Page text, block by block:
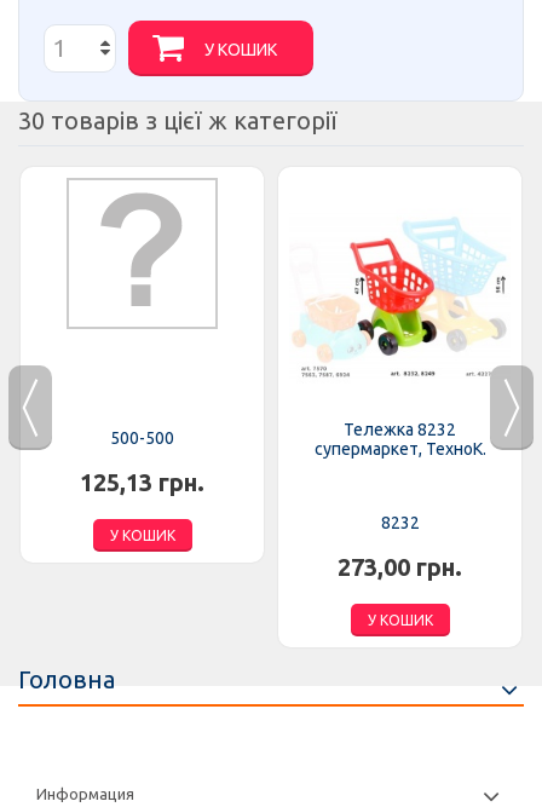
У КОШИК
30 товарів з цієї ж категорії
500-500
125,13 грн.
У КОШИК
Тележка 8232
супермаркет, ТехноК.
8232
273,00 грн.
У КОШИК
Головна
Информация